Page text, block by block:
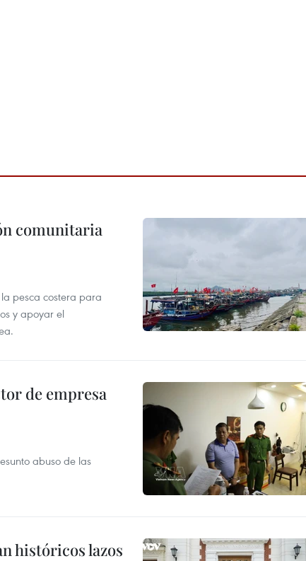
comunitaria
pesca costera para
y apoyar el
de empresa
abuso de las
históricos lazos